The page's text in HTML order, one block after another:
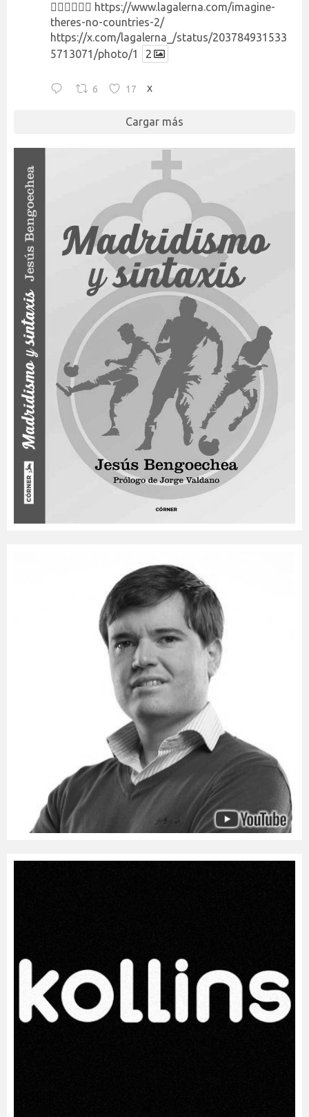
👉🏻👉🏻👉🏻 https://www.lagalerna.com/imagine-
theres-no-countries-2/
https://x.com/lagalerna_/status/203784931533
5713071/photo/1
2
6 17 X
Cargar más